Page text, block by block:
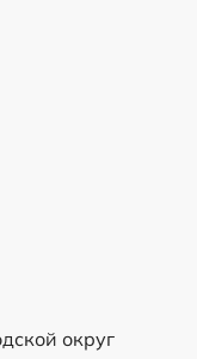
округ